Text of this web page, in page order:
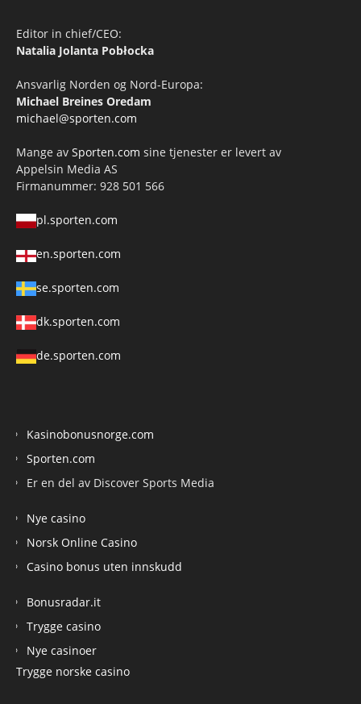
Editor in chief/CEO:
Natalia Jolanta Pobłocka
Ansvarlig Norden og Nord-Europa:
Michael Breines Oredam
michael@sporten.com
Mange av Sporten.com sine tjenester er levert av
Appelsin Media AS
Firmanummer: 928 501 566
pl.sporten.com
en.sporten.com
se.sporten.com
dk.sporten.com
de.sporten.com
Kasinobonusnorge.com
Sporten.com
Er en del av Discover Sports Media
Nye casino
Norsk Online Casino
Casino bonus uten innskudd
Bonusradar.it
Trygge casino
Nye casinoer
Trygge norske casino